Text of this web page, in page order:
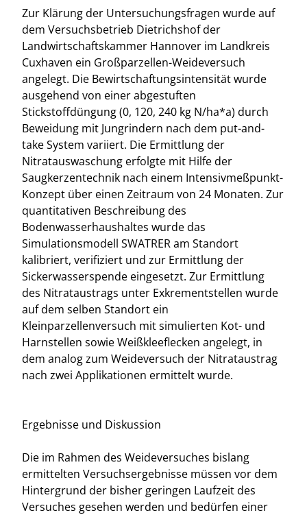
Zur Klärung der Untersuchungsfragen wurde auf
dem Versuchsbetrieb Dietrichshof der
Landwirtschaftskammer Hannover im Landkreis
Cuxhaven ein Großparzellen-Weideversuch
angelegt. Die Bewirtschaftungsintensität wurde
ausgehend von einer abgestuften
Stickstoffdüngung (0, 120, 240 kg N/ha*a) durch
Beweidung mit Jungrindern nach dem put-and-
take System variiert. Die Ermittlung der
Nitratauswaschung erfolgte mit Hilfe der
Saugkerzentechnik nach einem Intensivmeßpunkt-
Konzept über einen Zeitraum von 24 Monaten. Zur
quantitativen Beschreibung des
Bodenwasserhaushaltes wurde das
Simulationsmodell SWATRER am Standort
kalibriert, verifiziert und zur Ermittlung der
Sickerwasserspende eingesetzt. Zur Ermittlung
des Nitrataustrags unter Exkrementstellen wurde
auf dem selben Standort ein
Kleinparzellenversuch mit simulierten Kot- und
Harnstellen sowie Weißkleeflecken angelegt, in
dem analog zum Weideversuch der Nitrataustrag
nach zwei Applikationen ermittelt wurde.
Ergebnisse und Diskussion
Die im Rahmen des Weideversuches bislang
ermittelten Versuchsergebnisse müssen vor dem
Hintergrund der bisher geringen Laufzeit des
Versuches gesehen werden und bedürfen einer